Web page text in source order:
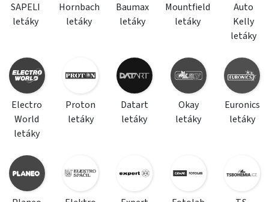
SAPELI
letáky
Hornbach
letáky
Baumax
letáky
Mountfield
letáky
Auto
Kelly
letáky
Electro
World
letáky
Proton
letáky
Datart
letáky
Okay
letáky
Euronics
letáky